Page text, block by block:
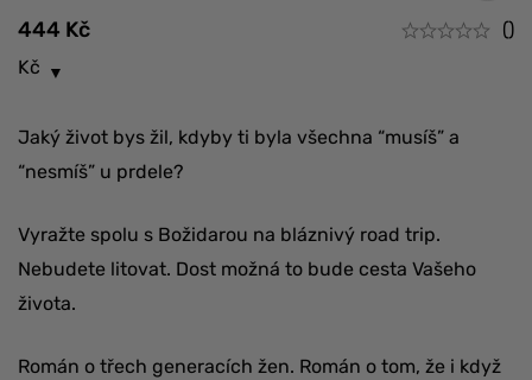
444 Kč
()
Kč
Jaký život bys žil, kdyby ti byla všechna “musíš” a
“nesmíš” u prdele?
Vyražte spolu s Božidarou na bláznivý road trip.
Nebudete litovat. Dost možná to bude cesta Vašeho
života.
Román o třech generacích žen. Román o tom, že i když